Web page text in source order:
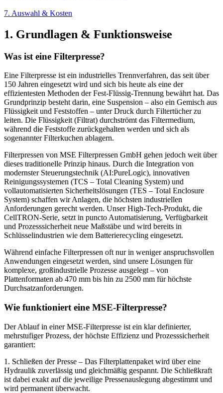
7. Auswahl & Kosten
1. Grundlagen & Funktionsweise
Was ist eine Filterpresse?
Eine Filterpresse ist ein industrielles Trennverfahren, das seit über
150 Jahren eingesetzt wird und sich bis heute als eine der
effizientesten Methoden der Fest-Flüssig-Trennung bewährt hat. Das
Grundprinzip besteht darin, eine Suspension – also ein Gemisch aus
Flüssigkeit und Feststoffen – unter Druck durch Filtertücher zu
leiten. Die Flüssigkeit (Filtrat) durchströmt das Filtermedium,
während die Feststoffe zurückgehalten werden und sich als
sogenannter Filterkuchen ablagern.
Filterpressen von MSE Filterpressen GmbH gehen jedoch weit über
dieses traditionelle Prinzip hinaus. Durch die Integration von
modernster Steuerungstechnik (AI:PureLogic), innovativen
Reinigungssystemen (TCS – Total Cleaning System) und
vollautomatisierten Sicherheitslösungen (TES – Total Enclosure
System) schaffen wir Anlagen, die höchsten industriellen
Anforderungen gerecht werden. Unser High-Tech-Produkt, die
CellTRON-Serie, setzt in puncto Automatisierung, Verfügbarkeit
und Prozesssicherheit neue Maßstäbe und wird bereits in
Schlüsselindustrien wie dem Batterierecycling eingesetzt.
Während einfache Filterpressen oft nur in weniger anspruchsvollen
Anwendungen eingesetzt werden, sind unsere Lösungen für
komplexe, großindustrielle Prozesse ausgelegt – von
Plattenformaten ab 470 mm bis hin zu 2500 mm für höchste
Durchsatzanforderungen.
Wie funktioniert eine MSE-Filterpresse?
Der Ablauf in einer MSE-Filterpresse ist ein klar definierter,
mehrstufiger Prozess, der höchste Effizienz und Prozesssicherheit
garantiert:
1. Schließen der Presse – Das Filterplattenpaket wird über eine
Hydraulik zuverlässig und gleichmäßig gespannt. Die Schließkraft
ist dabei exakt auf die jeweilige Pressenauslegung abgestimmt und
wird permanent überwacht.